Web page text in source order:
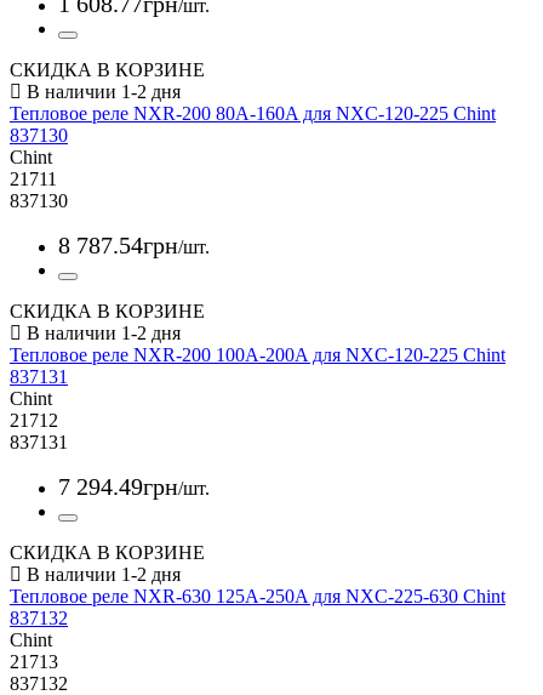
/шт.
СКИДКА В КОРЗИНЕ
Тепловое реле NXR-200 80A-160A для NXC-120-225 Chint
837130
Chint
21711
837130
8 787.54грн/шт.
СКИДКА В КОРЗИНЕ
Тепловое реле NXR-200 100A-200A для NXC-120-225 Chint
837131
Chint
21712
837131
7 294.49грн/шт.
СКИДКА В КОРЗИНЕ
Тепловое реле NXR-630 125A-250A для NXC-225-630 Chint
837132
Chint
21713
837132